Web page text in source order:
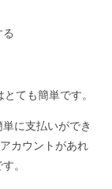
ても簡単です。
に支払いができ
カウントがあれ
。